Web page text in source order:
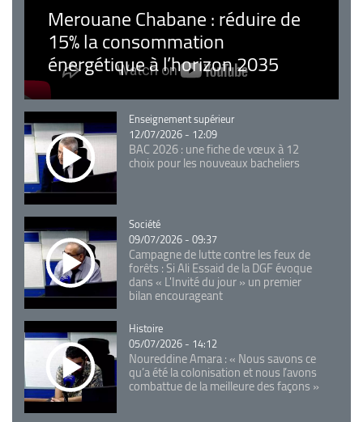
Merouane Chabane : réduire de
15% la consommation
énergétique à l’horizon 2035
Catégorie
Enseignement supérieur
12/07/2026 - 12:09
BAC 2026 : une fiche de vœux à 12
choix pour les nouveaux bacheliers
Catégorie
Société
09/07/2026 - 09:37
Campagne de lutte contre les feux de
forêts : Si Ali Essaid de la DGF évoque
dans « L'Invité du jour » un premier
bilan encourageant
Catégorie
Histoire
05/07/2026 - 14:12
Noureddine Amara : « Nous savons ce
qu’a été la colonisation et nous l’avons
combattue de la meilleure des façons »